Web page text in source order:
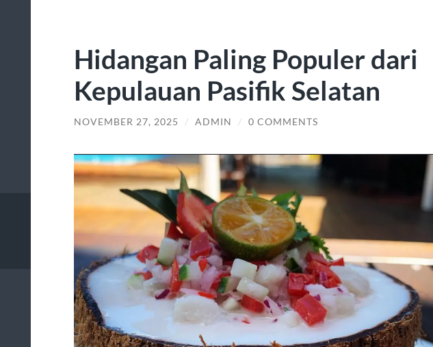
Hidangan Paling Populer dari
Kepulauan Pasifik Selatan
NOVEMBER 27, 2025 / ADMIN / 0 COMMENTS